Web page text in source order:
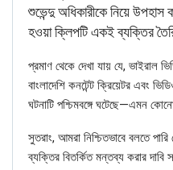
WhatsApp it now
শুভেন্দু অধিকারীকে নিয়ে উপহাস
হওয়া ক্লিপটি একই ব্যক্তির
প্রমাণ থেকে দেখা যায় যে, ভাইরাল
বাংলাদেশি কনটেন্ট ক্রিয়েটর এবং
ঘটনাটি পশ্চিমবঙ্গে ঘটেছে—এমন
সুতরাং, আমরা নিশ্চিতভাবে বলতে
ব্যক্তির বিতর্কিত মন্তব্য করার দাবি